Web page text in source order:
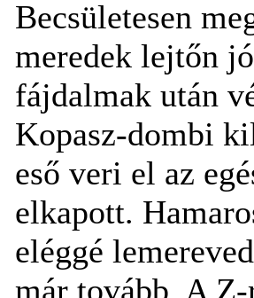
Becsületesen
meredek lejtőn
fájdalmak után
Kopasz-dombi
eső veri el az
elkapott.
eléggé
már tovább. A